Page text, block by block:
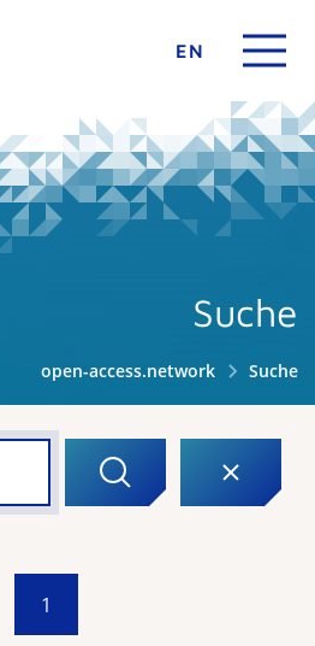
EN
Suche
open-access.network Suche
1